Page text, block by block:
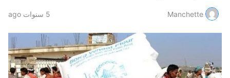
Manchette 5 سنوات ago